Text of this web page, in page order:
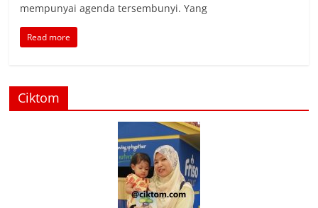
mempunyai agenda tersembunyi. Yang
Read more
Ciktom